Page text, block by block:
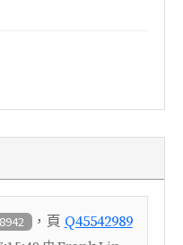
，頁 Q45542989